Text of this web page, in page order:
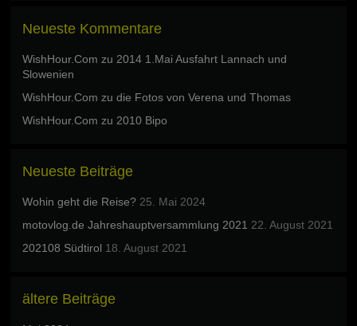
Neueste Kommentare
WishHour.Com zu 2014 1.Mai Ausfahrt Lannach und
Slowenien
WishHour.Com zudie Fotos von Verena und Thomas
WishHour.Com zu 2010 Bipo
Neueste Beiträge
Wohin geht die Reise? 25. Mai 2024
motovlog.de Jahreshauptversammlung 2021 22. August 2021
202108 Südtirol 18. August 2021
ältere Beiträge